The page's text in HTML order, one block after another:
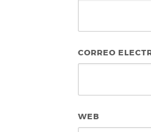
CORREO
WEB